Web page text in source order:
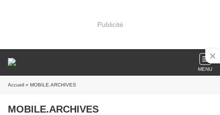
Publicité
MENU
Accueil » MOBILE.ARCHIVES
MOBILE.ARCHIVES